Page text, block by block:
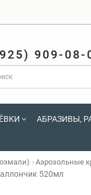
909-08-
АБРАЗИВЫ,
Аэрозольные
520мл